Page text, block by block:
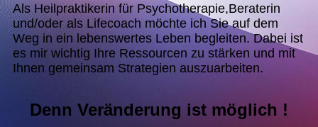
Als Heilpraktikerin für Psychotherapie,Beraterin
und/oder als Lifecoach möchte ich Sie auf dem
Weg in ein lebenswertes Leben begleiten. Dabei ist
es mir wichtig Ihre Ressourcen zu stärken und mit
Ihnen gemeinsam Strategien auszuarbeiten.
Denn Veränderung ist möglich !